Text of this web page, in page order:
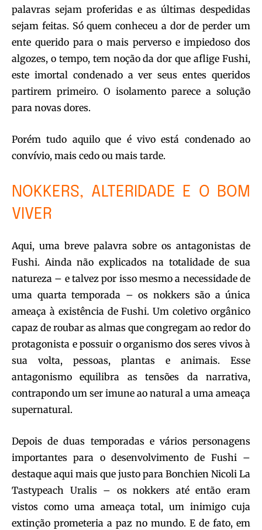
palavras sejam proferidas e as últimas despedidas
sejam feitas. Só quem conheceu a dor de perder um
ente querido para o mais perverso e impiedoso dos
algozes, o tempo, tem noção da dor que aflige Fushi,
este imortal condenado a ver seus entes queridos
partirem primeiro. O isolamento parece a solução
para novas dores.
Porém tudo aquilo que é vivo está condenado ao
convívio, mais cedo ou mais tarde.
NOKKERS, ALTERIDADE E O BOM
VIVER
Aqui, uma breve palavra sobre os antagonistas de
Fushi. Ainda não explicados na totalidade de sua
natureza – e talvez por isso mesmo a necessidade de
uma quarta temporada – os nokkers são a única
ameaça à existência de Fushi. Um coletivo orgânico
capaz de roubar as almas que congregam ao redor do
protagonista e possuir o organismo dos seres vivos à
sua volta, pessoas, plantas e animais. Esse
antagonismo equilibra as tensões da narrativa,
contrapondo um ser imune ao natural a uma ameaça
supernatural.
Depois de duas temporadas e vários personagens
importantes para o desenvolvimento de Fushi –
destaque aqui mais que justo para Bonchien Nicoli La
Tastypeach Uralis – os nokkers até então eram
vistos como uma ameaça total, um inimigo cuja
extinção prometeria a paz no mundo. E de fato, em